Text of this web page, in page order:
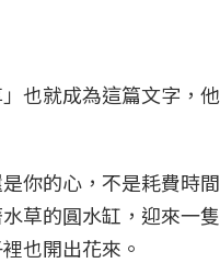
也就成為這篇文字，
你的心，不是耗費時
草的圓水缸，迎來一
也開出花來。